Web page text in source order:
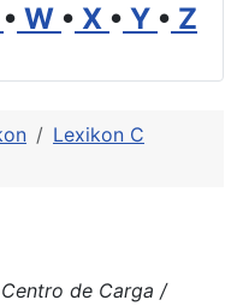
• W • X • Y • Z
Lexikon C
de Carga /